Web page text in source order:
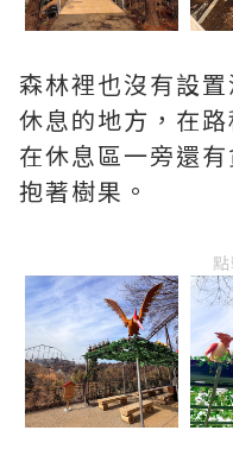
森林裡也沒有設
休息的地方，在路
在休息區一旁還
抱著樹果。